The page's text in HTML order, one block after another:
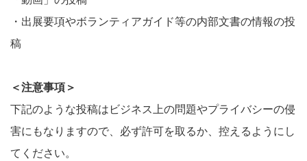
・出展要項やボランティアガイド等の内部文書の情報の投
稿
＜注意事項＞
下記のような投稿はビジネス上の問題やプライバシーの侵
害にもなりますので、必ず許可を取るか、控えるようにし
てください。